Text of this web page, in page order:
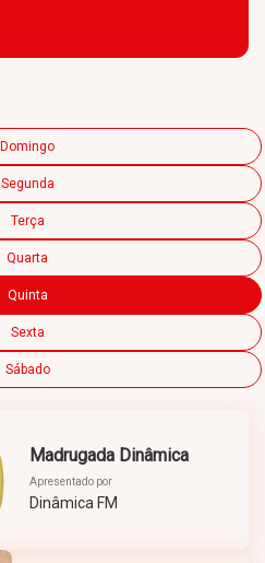
Domingo
Segunda
Terça
Quarta
Quinta
Sexta
Sábado
Madrugada Dinâmica
Apresentado por
Dinâmica FM